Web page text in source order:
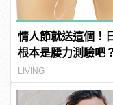
情人節就送這個！
根本是腰力測驗吧
LIVING